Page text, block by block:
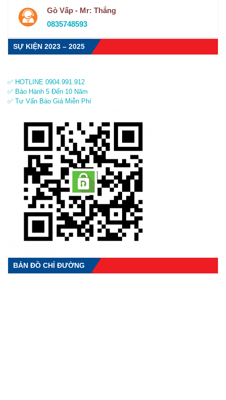
Gò Vấp - Mr: Thắng
0835748593
SỰ KIỆN 2023 – 2025
✅ HOTLINE 0904.991.912
✅ Bảo Hành 5 Đến 10 Năm
✅ Tư Vấn Báo Giá Miễn Phí
BẢN ĐỒ CHỈ ĐƯỜNG